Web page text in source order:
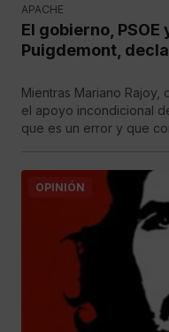
APACHE
El gobierno, PSOE
Puigdemont,
Mientras Mariano Rajoy,
el apoyo incondicional
que es un error y que
OPINIÓN